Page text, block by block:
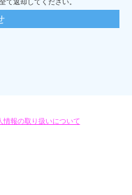
て返却してください。
情報の取り扱いについて